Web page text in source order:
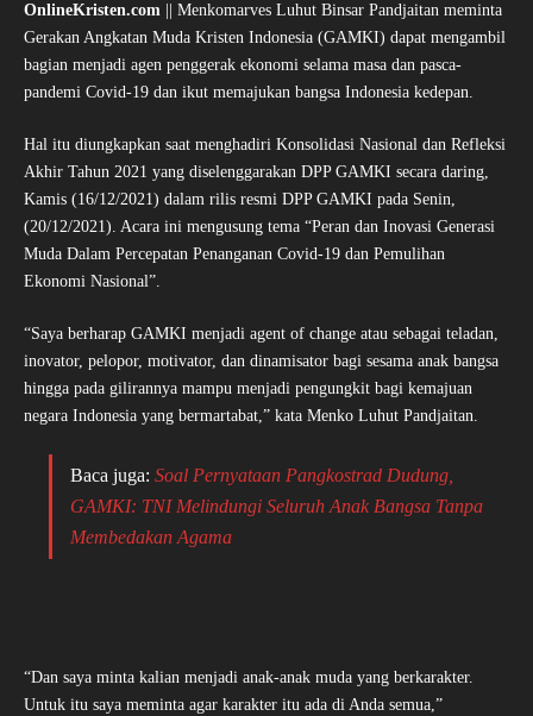
OnlineKristen.com || Menkomarves Luhut Binsar Pandjaitan meminta
Gerakan Angkatan Muda Kristen Indonesia (GAMKI) dapat mengambil
bagian menjadi agen penggerak ekonomi selama masa dan pasca-
pandemi Covid-19 dan ikut memajukan bangsa Indonesia kedepan.
Hal itu diungkapkan saat menghadiri Konsolidasi Nasional dan Refleksi
Akhir Tahun 2021 yang diselenggarakan DPP GAMKI secara daring,
Kamis (16/12/2021) dalam rilis resmi DPP GAMKI pada Senin,
(20/12/2021). Acara ini mengusung tema “Peran dan Inovasi Generasi
Muda Dalam Percepatan Penanganan Covid-19 dan Pemulihan
Ekonomi Nasional”.
“Saya berharap GAMKI menjadi agent of change atau sebagai teladan,
inovator, pelopor, motivator, dan dinamisator bagi sesama anak bangsa
hingga pada gilirannya mampu menjadi pengungkit bagi kemajuan
negara Indonesia yang bermartabat,” kata Menko Luhut Pandjaitan.
Baca juga: Soal Pernyataan Pangkostrad Dudung,
GAMKI: TNI Melindungi Seluruh Anak Bangsa Tanpa
Membedakan Agama
“Dan saya minta kalian menjadi anak-anak muda yang berkarakter.
Untuk itu saya meminta agar karakter itu ada di Anda semua,”